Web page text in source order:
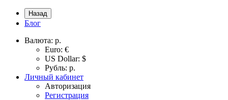
Назад
Блог
Валюта: р.
Euro: €
US Dollar: $
Рубль: р.
Личный кабинет
Авторизация
Регистрация